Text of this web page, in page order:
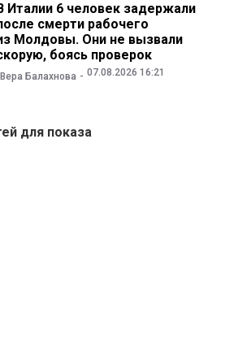
Италии 6 человек задержали
смерти рабочего
Молдовы. Они не вызвали
боясь проверок
Вера Балахнова 07.08.2026 16:21
для показа